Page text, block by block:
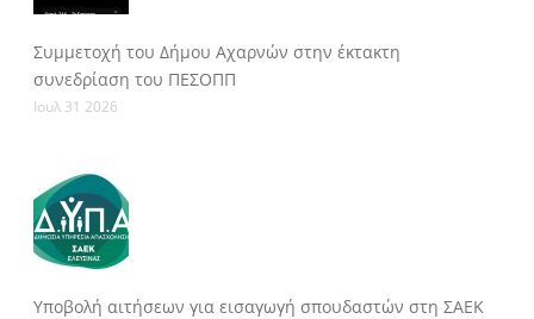
Συμμετοχή του Δήμου Αχαρνών στην έκτακτη
συνεδρίαση του ΠΕΣΟΠΠ
Ιουλ 31 2026
Υποβολή αιτήσεων για εισαγωγή σπουδαστών στη ΣΑΕΚ